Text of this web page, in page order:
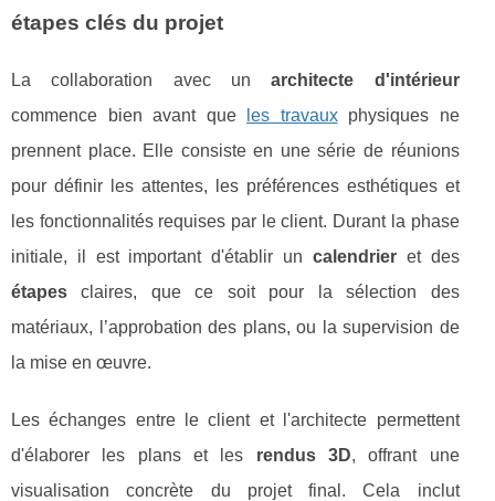
étapes clés du projet
La collaboration avec unarchitecte d'intérieur
commence bien avant que
les travauxphysiques ne
prennent place. Elle consiste en une série de réunions
pour définir les attentes, les préférences esthétiques et
les fonctionnalités requises par le client. Durant la phase
initiale, il est important d'établir un calendrieret des
étapes claires, que ce soit pour la sélection des
matériaux, l’approbation des plans, ou la supervision de
la mise en œuvre.
Les échanges entre le client et l'architecte permettent
d'élaborer les plans et les rendus 3D, offrant une
visualisation concrète du projet final. Cela inclut